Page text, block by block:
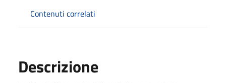
Contenuti correlati
Descrizione